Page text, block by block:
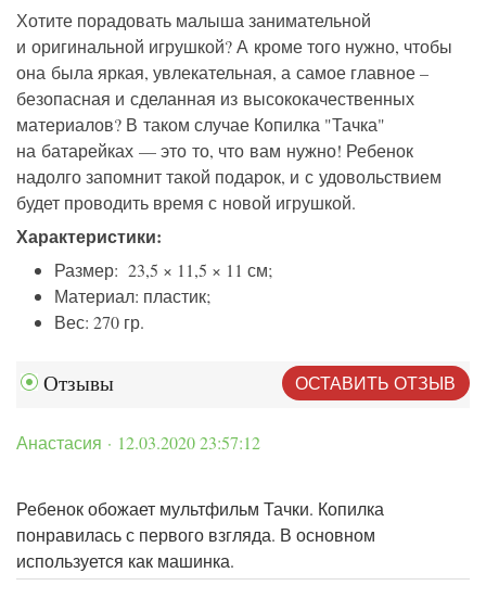
Хотите порадовать малыша занимательной
и оригинальной игрушкой? А кроме того нужно, чтобы
она была яркая, увлекательная, а самое главное –
безопасная и сделанная из высококачественных
материалов? В таком случае Копилка "Тачка"
на батарейках — это то, что вам нужно! Ребенок
надолго запомнит такой подарок, и с удовольствием
будет проводить время с новой игрушкой.
Характеристики:
Размер: 23,5 × 11,5 × 11 см;
Материал: пластик;
Вес: 270 гр.
Отзывы ОСТАВИТЬ ОТЗЫВ
Анастасия · 12.03.2020 23:57:12
Ребенок обожает мультфильм Тачки. Копилка
понравилась с первого взгляда. В основном
используется как машинка.